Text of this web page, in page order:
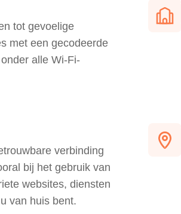
tot gevoelige
met een gecodeerde
alle Wi-Fi-
verbinding
bij het gebruik van
websites, diensten
van huis bent.